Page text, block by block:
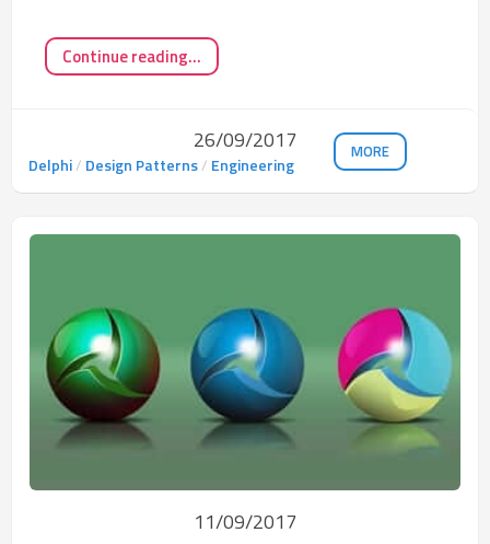
Continue reading...
26/09/2017
Delphi/ Design Patterns/ Engineering
MORE
11/09/2017